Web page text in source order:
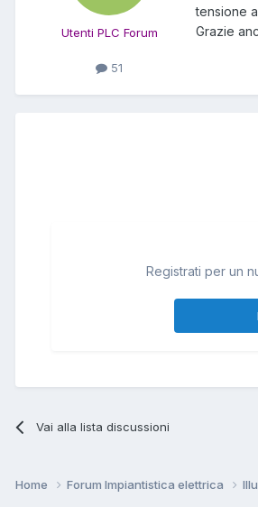
Utenti PLC Forum
51
tensione
Grazie
Registrati per un
Vai alla lista discussioni
Home Forum Impiantistica elettrica